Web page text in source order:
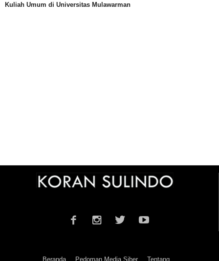
Kuliah Umum di Universitas Mulawarman
Beranda Pedoman Media Siber Tentang